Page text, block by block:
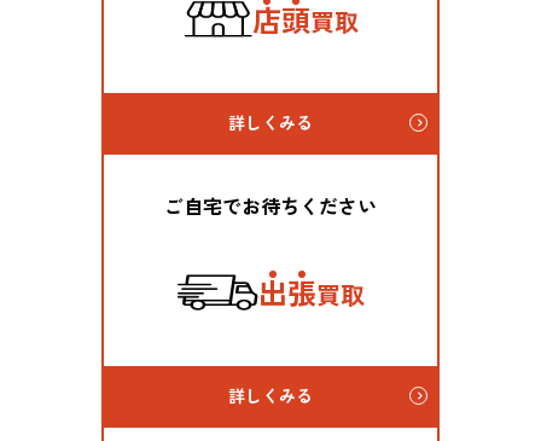
店頭買取
詳しくみる
ご自宅でお待ちください
出張買取
詳しくみる